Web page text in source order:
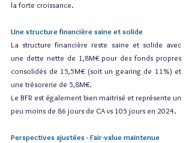
la forte croissance.
Une structure financière saine et solide
La structure financière reste saine et solide avec
une dette nette de 1,8M€ pour des fonds propres
consolidés de 15,5M€ (soit un gearing de 11%) et
une trésorerie de 5,8M€.
Le BFR est également bien maitrisé et représente un
peu moins de 86 jours de CA vs 105 jours en 2024.
Perspectives ajustées - Fair-value maintenue